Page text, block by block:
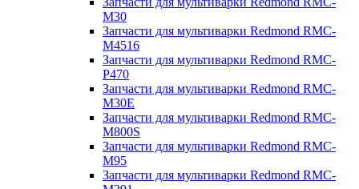
M30
Запчасти для мультиварки Redmond RMC-
M4516
Запчасти для мультиварки Redmond RMC-
P470
Запчасти для мультиварки Redmond RMC-
M30E
Запчасти для мультиварки Redmond RMC-
M800S
Запчасти для мультиварки Redmond RMC-
M95
Запчасти для мультиварки Redmond RMC-